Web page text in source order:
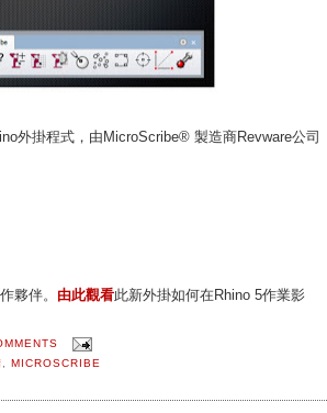
外掛程式，由MicroScribe® 製造商Revware公司
夥伴。 由此觀看此新外掛如何在Rhino 5作業影
, MICROSCRIBE